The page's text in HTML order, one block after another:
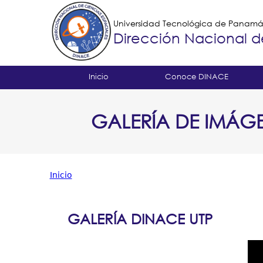
Universidad Tecnológica de Panamá
Dirección Nacional
Tropical
Principal
Inicio Conoce DINACE
GALERÍA DE
está
Inicio
GALERÍA DINACE UTP